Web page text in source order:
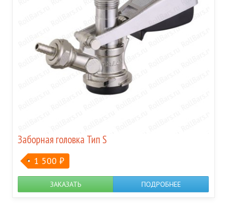
Заборная головка Тип S
1 500 ₽
ЗАКАЗАТЬ ПОДРОБНЕЕ